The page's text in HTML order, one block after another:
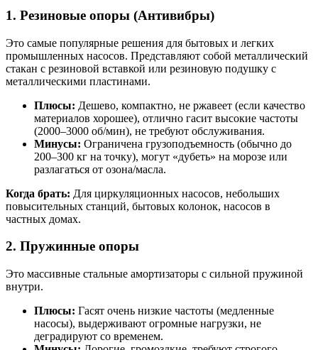
1. Резиновые опоры (Антивибры)
Это самые популярные решения для бытовых и легких
промышленных насосов. Представляют собой металлический
стакан с резиновой вставкой или резиновую подушку с
металлическими пластинами.
Плюсы: Дешево, компактно, не ржавеет (если качество
материалов хорошее), отлично гасит высокие частоты
(2000–3000 об/мин), не требуют обслуживания.
Минусы: Ограничена грузоподъемность (обычно до
200–300 кг на точку), могут «дубеть» на морозе или
разлагаться от озона/масла.
Когда брать: Для циркуляционных насосов, небольших
повысительных станций, бытовых колонок, насосов в
частных домах.
2. Пружинные опоры
Это массивные стальные амортизаторы с сильной пружиной
внутри.
Плюсы: Гасят очень низкие частоты (медленные
насосы), выдерживают огромные нагрузки, не
деградируют со временем.